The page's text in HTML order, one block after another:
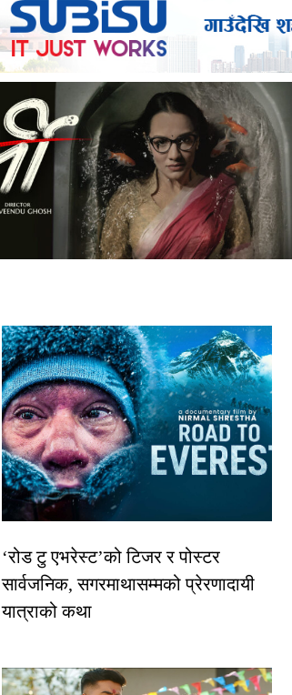
‘रोड टु एभरेस्ट’को टिजर र पोस्टर
सार्वजनिक, सगरमाथासम्मको प्रेरणादायी
यात्राको कथा